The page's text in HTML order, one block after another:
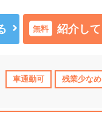
ナス・賞与あり 社会保
が在籍し、各セクション
相談しやすい環境です。現
ケア記録ができるシステム
切にしていただけます。ご
ください。
無料 紹介し
車通勤可 残業少なめ